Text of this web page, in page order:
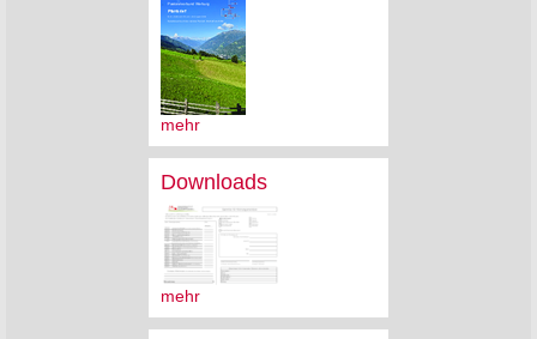
mehr
Downloads
mehr